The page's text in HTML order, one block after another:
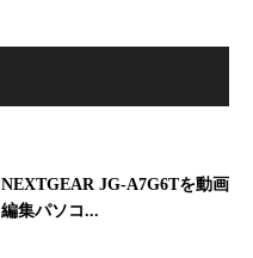
NEXTGEAR JG-A7G6Tを動画
編集パソコ...